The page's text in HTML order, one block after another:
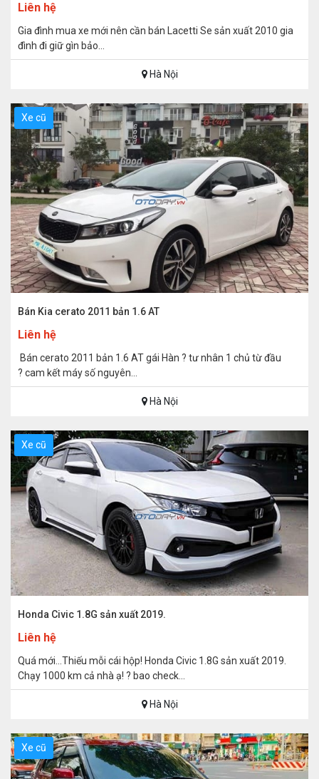
Liên hệ
Gia đình mua xe mới nên cần bán Lacetti Se sản xuất 2010 gia
đình đi giữ gìn bảo...
Hà Nội
Xe cũ
Bán Kia cerato 2011 bản 1.6 AT
Liên hệ
Bán cerato 2011 bản 1.6 AT gái Hàn ? tư nhân 1 chủ từ đầu
? cam kết máy số nguyên...
Hà Nội
Xe cũ
Honda Civic 1.8G sản xuất 2019.
Liên hệ
Quá mới…Thiếu mỗi cái hộp! Honda Civic 1.8G sản xuất 2019.
Chạy 1000 km cả nhà ạ! ? bao check...
Hà Nội
Xe cũ